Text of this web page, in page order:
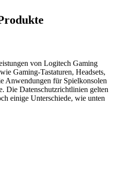
von Logitech Gaming
Gaming-Tastaturen, Headsets,
Anwendungen für Spielkonsolen
Die Datenschutzrichtlinien gelten
einige Unterschiede, wie unten